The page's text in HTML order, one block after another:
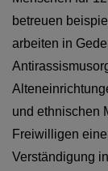
betreuen
arbeiten in
und ethnischen
Freiwilligen
Verständigung